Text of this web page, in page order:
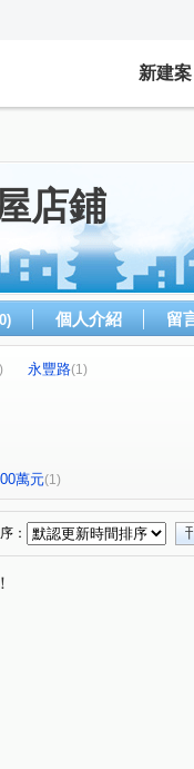
新建案
店鋪
個人介紹 留
永豐路(1)
萬元(1)
：